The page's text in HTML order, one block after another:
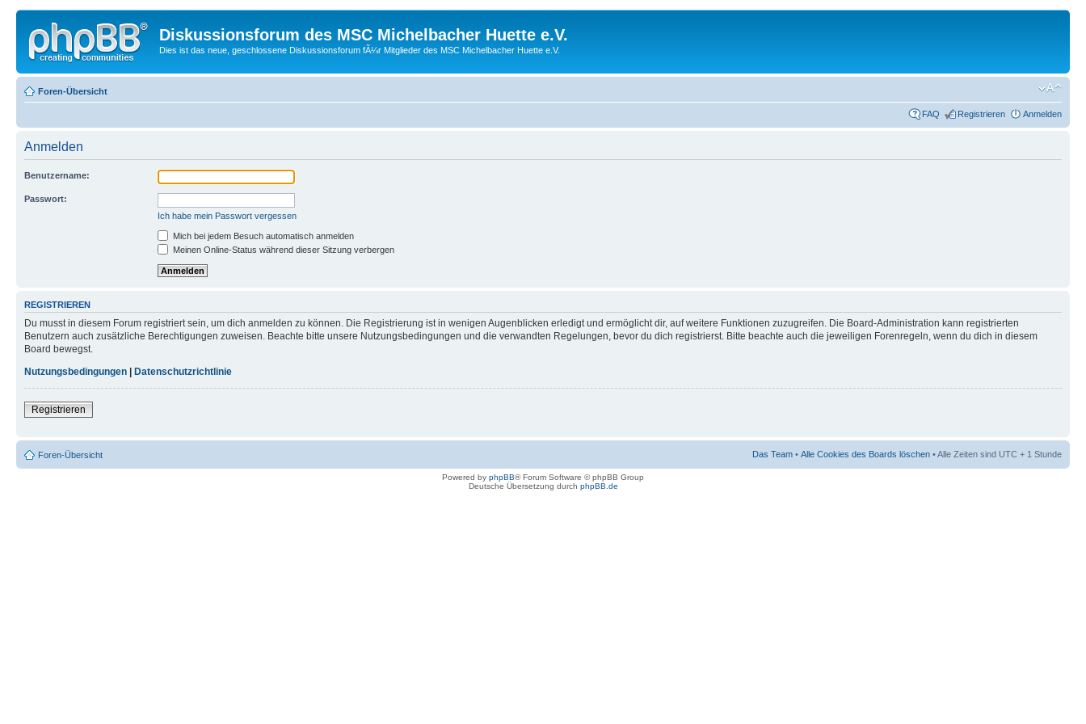
Diskussionsforum des MSC Michelbacher Huette e.V.
Dies ist das neue, geschlossene Diskussionsforum fÃ¼r Mitglieder des MSC Michelbacher Huette e.V.
Foren-Übersicht
FAQ Registrieren Anmelden
Anmelden
Benutzername:
Passwort:
Ich habe mein Passwort vergessen
Mich bei jedem Besuch automatisch anmelden
Meinen Online-Status während dieser Sitzung verbergen
REGISTRIEREN
Du musst in diesem Forum registriert sein, um dich anmelden zu können. Die Registrierung ist in wenigen Augenblicken erledigt und ermöglicht dir, auf weitere Funktionen zuzugreifen. Die Board-Administration kann registrierten
Benutzern auch zusätzliche Berechtigungen zuweisen. Beachte bitte unsere Nutzungsbedingungen und die verwandten Regelungen, bevor du dich registrierst. Bitte beachte auch die jeweiligen Forenregeln, wenn du dich in diesem
Board bewegst.
Nutzungsbedingungen
Datenschutzrichtlinie
Registrieren
Foren-Übersicht Das Team • Alle Cookies des Boards löschen • Alle Zeiten sind UTC + 1 Stunde
Powered by phpBB® Forum Software © phpBB Group
Deutsche Übersetzung durch phpBB.de